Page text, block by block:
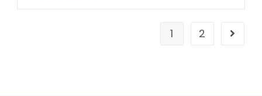
1 2